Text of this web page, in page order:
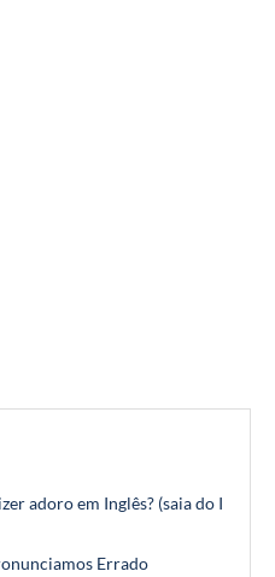
adoro em Inglês? (saia do I
Errado